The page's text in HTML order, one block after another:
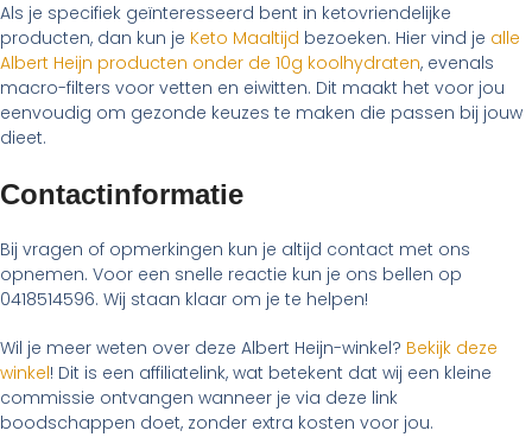
Als je specifiek geïnteresseerd bent in ketovriendelijke
producten, dan kun je Keto Maaltijd bezoeken. Hier vind je alle
Albert Heijn producten onder de 10g koolhydraten, evenals
macro-filters voor vetten en eiwitten. Dit maakt het voor jou
eenvoudig om gezonde keuzes te maken die passen bij jouw
dieet.
Contactinformatie
Bij vragen of opmerkingen kun je altijd contact met ons
opnemen. Voor een snelle reactie kun je ons bellen op
0418514596. Wij staan klaar om je te helpen!
Wil je meer weten over deze Albert Heijn-winkel? Bekijk deze
winkel! Dit is een affiliatelink, wat betekent dat wij een kleine
commissie ontvangen wanneer je via deze link
boodschappen doet, zonder extra kosten voor jou.